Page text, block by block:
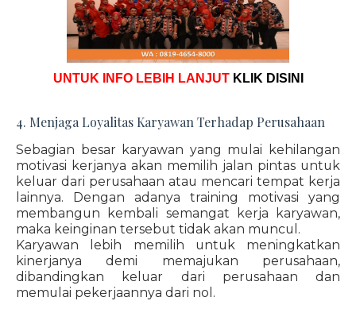
UNTUK INFO LEBIH LANJUT KLIK DISINI
4. Menjaga Loyalitas Karyawan Terhadap Perusahaan
Sebagian besar karyawan yang mulai kehilangan
motivasi kerjanya akan memilih jalan pintas untuk
keluar dari perusahaan atau mencari tempat kerja
lainnya. Dengan adanya training motivasi yang
membangun kembali semangat kerja karyawan,
maka keinginan tersebut tidak akan muncul.
Karyawan lebih memilih untuk meningkatkan
kinerjanya demi memajukan perusahaan,
dibandingkan keluar dari perusahaan dan
memulai pekerjaannya dari nol.